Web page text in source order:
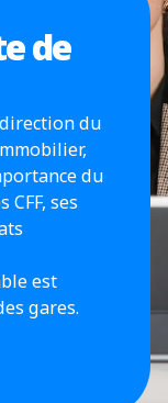
de
du
du
ses
est
gares.